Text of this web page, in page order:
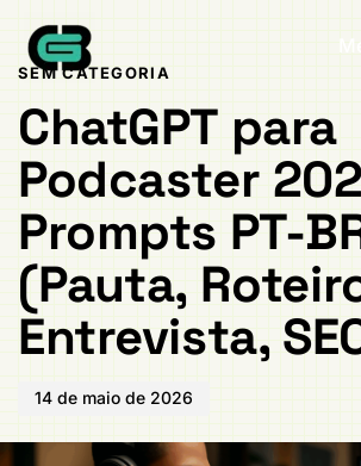
EM:
SEM CATEGORIA
ChatGPT para
Podcaster
Prompts PT-
(Pauta,
Entrevista,
em:
14 de maio de 2026